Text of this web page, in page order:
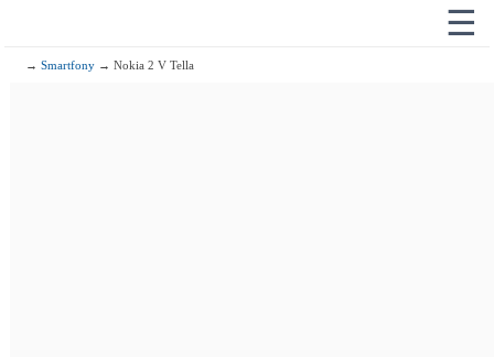
☰
→Smartfony → Nokia 2 V Tella